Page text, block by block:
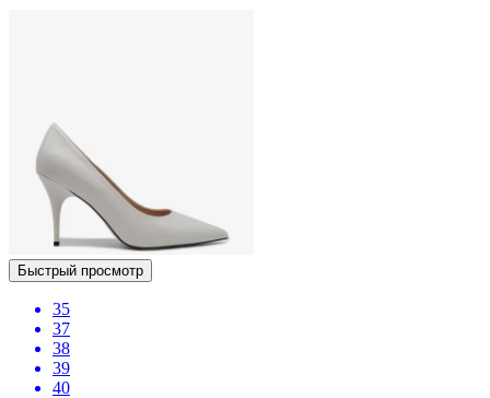
Быстрый просмотр
35
37
38
39
40